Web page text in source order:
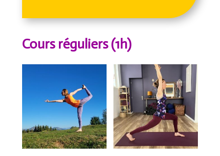
Cours réguliers (1h)